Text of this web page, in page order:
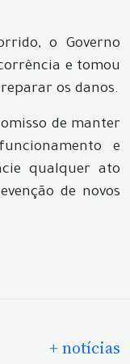
o Governo
e tomou
os danos.
de manter
e
qualquer ato
de novos
+ notícias